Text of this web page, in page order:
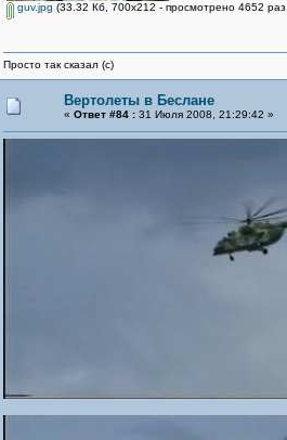
guv.jpg (33.32 Кб, 700x212 - просмотрено 4652
Просто так сказал (с)
Вертолеты в Беслане
« Ответ #84 :31 Июля 2008, 21:29:42 »